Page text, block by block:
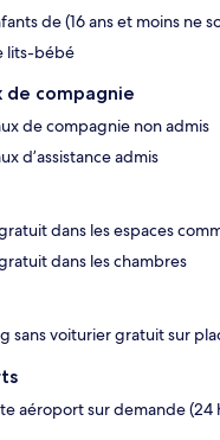
de (16 ans et moins ne
lits-bébé
de compagnie
de compagnie non admis
d’assistance admis
dans les espaces
dans les chambres
sans voiturier gratuit sur
aéroport sur demande (24